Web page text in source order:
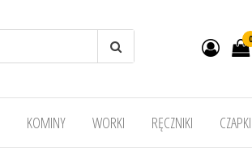
0
KOMINY WORKI RĘCZNIKI CZAPKI